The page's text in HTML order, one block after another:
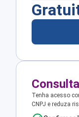
Tenha acesso
CNPJ e reduza